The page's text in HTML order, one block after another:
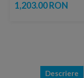
1,203.00 RON
Descriere